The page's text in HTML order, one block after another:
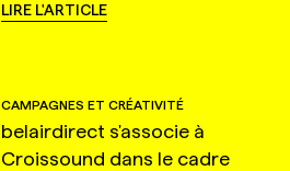
LIRE L'ARTICLE
CAMPAGNES ET CRÉATIVITÉ
belairdirect s'associe à
Croissound dans le cadre